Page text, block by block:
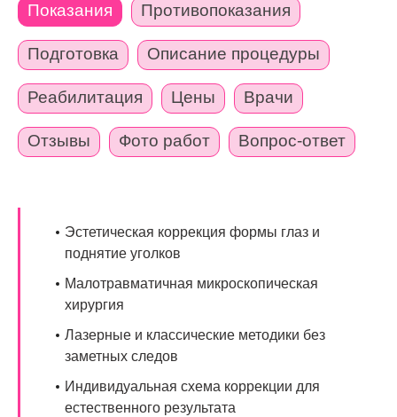
Показания Противопоказания
Подготовка Описание процедуры
Реабилитация Цены Врачи
Отзывы Фото работ Вопрос-ответ
Эстетическая коррекция формы глаз и
поднятие уголков
Малотравматичная микроскопическая
хирургия
Лазерные и классические методики без
заметных следов
Индивидуальная схема коррекции для
естественного результата